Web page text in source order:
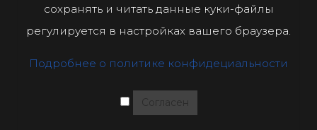
сохранять и читать данные куки-файлы
регулируется в настройках вашего браузера.
Подробнее о политике конфидециальности
Согласен